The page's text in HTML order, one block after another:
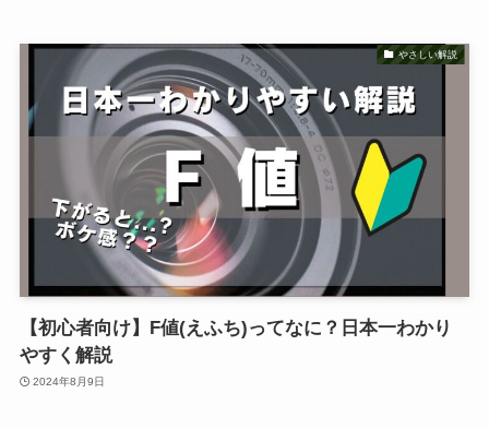
やさしい解説
【初心者向け】F値(えふち)ってなに？日本一わかり
やすく解説
2024年8月9日